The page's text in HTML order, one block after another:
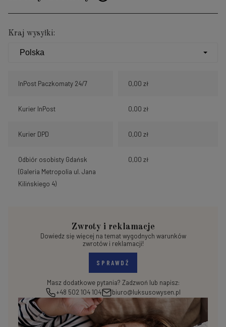
Cena nie zawiera ewentualnych kosztów płatności
Kraj wysyłki:
InPost Paczkomaty 24/7 0,00 zł
Kurier InPost 0,00 zł
Kurier DPD 0,00 zł
Odbiór osobisty Gdańsk
(Galeria Metropolia ul. Jana
Kilińskiego 4)
0,00 zł
Zwroty i reklamacje
Dowiedz się więcej na temat wygodnych warunków
zwrotów i reklamacji!
SPRAWDŹ
Masz dodatkowe pytania? Zadzwoń lub napisz:
+48 502 104 104
biuro@luksusowysen.pl